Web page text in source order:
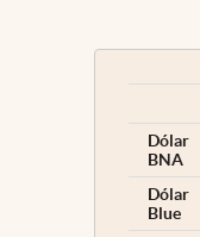
Dólar
BNA
Dólar
Blue